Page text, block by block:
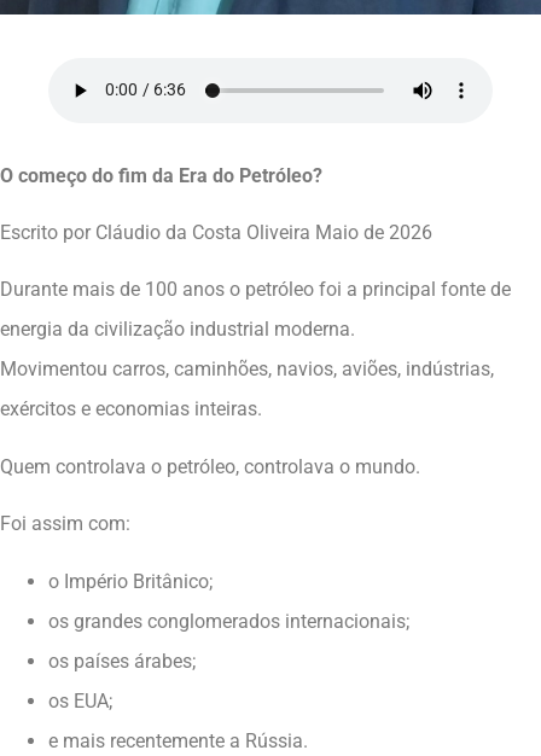
O começo do fim da Era do Petróleo?
Escrito por Cláudio da Costa Oliveira Maio de 2026
Durante mais de 100 anos o petróleo foi a principal fonte de
energia da civilização industrial moderna.
Movimentou carros, caminhões, navios, aviões, indústrias,
exércitos e economias inteiras.
Quem controlava o petróleo, controlava o mundo.
Foi assim com:
o Império Britânico;
os grandes conglomerados internacionais;
os países árabes;
os EUA;
e mais recentemente a Rússia.